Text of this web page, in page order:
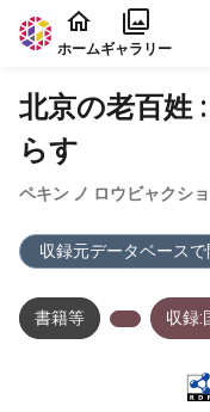
本文に飛ぶ
ホームギャラリー
北京の老百姓
らす
ペキン ノ ロウビャクシ
収録元データベースで
書籍等 収録: